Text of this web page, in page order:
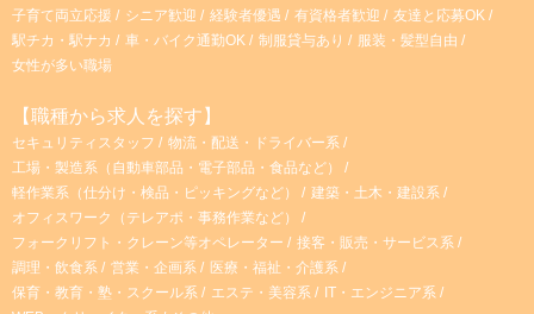
子育て両立応援
シニア歓迎 経験者優遇 有資格者歓迎
友達と応募OK
駅チカ・駅ナカ
車・バイク通勤OK 制服貸与あり
服装・髪型自由
女性が多い職場
【職種から求人を探す】
セキュリティスタッフ
物流・配送・ドライバー系
工場・製造系（自動車部品・電子部品・食品など）
軽作業系（仕分け・検品・ピッキングなど）
建築・土木・建設系
オフィスワーク（テレアポ・事務作業など）
フォークリフト・クレーン等オペレーター
接客・販売・サービス系
調理・飲食系
営業・企画系
医療・福祉・介護系
保育・教育・塾・スクール系
エステ・美容系
IT・エンジニア系